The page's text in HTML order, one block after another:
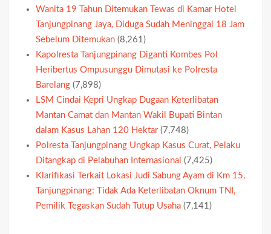
Wanita 19 Tahun Ditemukan Tewas di Kamar Hotel
Tanjungpinang Jaya, Diduga Sudah Meninggal 18 Jam
Sebelum Ditemukan (8,261)
Kapolresta Tanjungpinang Diganti Kombes Pol
Heribertus Ompusunggu Dimutasi ke Polresta
Barelang (7,898)
LSM Cindai Kepri Ungkap Dugaan Keterlibatan
Mantan Camat dan Mantan Wakil Bupati Bintan
dalam Kasus Lahan 120 Hektar (7,748)
Polresta Tanjungpinang Ungkap Kasus Curat, Pelaku
Ditangkap di Pelabuhan Internasional (7,425)
Klarifikasi Terkait Lokasi Judi Sabung Ayam di Km 15,
Tanjungpinang: Tidak Ada Keterlibatan Oknum TNI,
Pemilik Tegaskan Sudah Tutup Usaha (7,141)